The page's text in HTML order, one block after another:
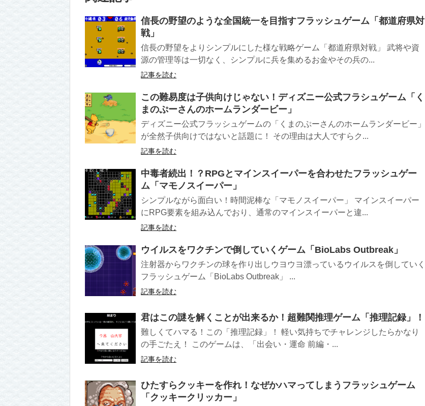
信長の野望のような全国統一を目指すフラッシュゲーム「都道府県対
戦」
信長の野望をよりシンプルにした様な戦略ゲーム「都道府県対戦」 武将や資
源の管理等は一切なく、シンプルに兵を集めるお金やその兵の...
記事を読む
この難易度は子供向けじゃない！ディズニー公式フラシュゲーム「く
まのぷーさんのホームランダービー」
ディズニー公式フラッシュゲームの「くまのぷーさんのホームランダービー」
が全然子供向けではないと話題に！ その理由は大人ですらク...
記事を読む
中毒者続出！？RPGとマインスイーパーを合わせたフラッシュゲー
ム「マモノスイーパー」
シンプルながら面白い！時間泥棒な「マモノスイーパー」 マインスイーパー
にRPG要素を組み込んでおり、通常のマインスイーパーと違...
記事を読む
ウイルスをワクチンで倒していくゲーム「BioLabs Outbreak」
注射器からワクチンの球を作り出しウヨウヨ漂っているウイルスを倒していく
フラッシュゲーム「BioLabs Outbreak」 ...
記事を読む
君はこの謎を解くことが出来るか！超難関推理ゲーム「推理記録」！
難しくてハマる！この「推理記録」！ 軽い気持ちでチャレンジしたらかなり
の手ごたえ！ このゲームは、「出会い・運命 前編・...
記事を読む
ひたすらクッキーを作れ！なぜかハマってしまうフラッシュゲーム
「クッキークリッカー」